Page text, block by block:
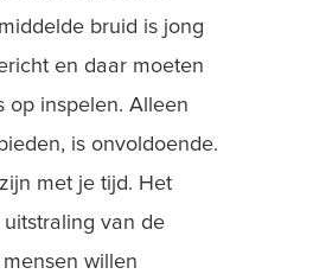
bruid is jong
en daar moeten
op inspelen. Alleen
is onvoldoende.
met je tijd. Het
van de
willen